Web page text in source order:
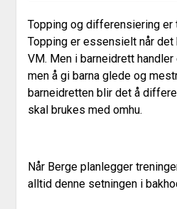
Topping og differensiering
Topping er essensielt når det
VM. Men i barneidrett
men å gi barna glede og
barneidretten blir det å
skal brukes med omhu.
Når Berge planlegger
alltid denne setningen i